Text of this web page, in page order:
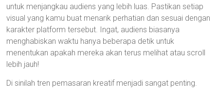
untuk menjangkau audiens yang lebih luas. Pastikan setiap
visual yang kamu buat menarik perhatian dan sesuai dengan
karakter platform tersebut. Ingat, audiens biasanya
menghabiskan waktu hanya beberapa detik untuk
menentukan apakah mereka akan terus melihat atau scroll
lebih jauh!
Di sinilah tren pemasaran kreatif menjadi sangat penting.